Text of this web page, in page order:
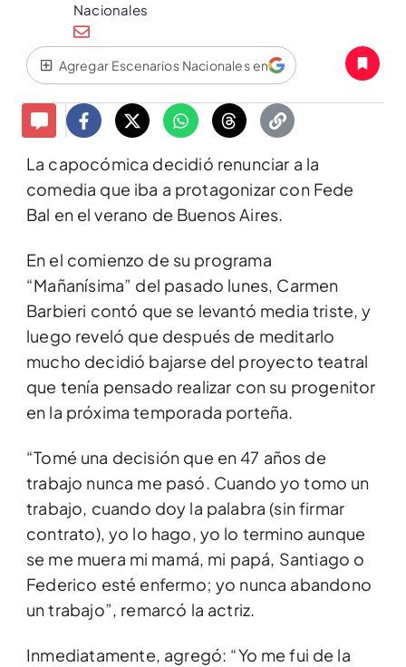
Nacionales
Agregar Escenarios Nacionales en
La capocómica decidió renunciar a la
comedia que iba a protagonizar con Fede
Bal en el verano de Buenos Aires.
En el comienzo de su programa
“Mañanísima” del pasado lunes, Carmen
Barbieri contó que se levantó media triste, y
luego reveló que después de meditarlo
mucho decidió bajarse del proyecto teatral
que tenía pensado realizar con su progenitor
en la próxima temporada porteña.
“Tomé una decisión que en 47 años de
trabajo nunca me pasó. Cuando yo tomo un
trabajo, cuando doy la palabra (sin firmar
contrato), yo lo hago, yo lo termino aunque
se me muera mi mamá, mi papá, Santiago o
Federico esté enfermo; yo nunca abandono
un trabajo”, remarcó la actriz.
Inmediatamente, agregó: “Yo me fui de la